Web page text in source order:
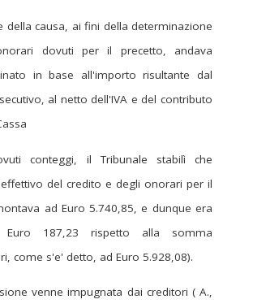
della causa, ai fini della determinazione
dovuti per il precetto, andava
in base all'importo risultante dal
al netto dell'IVA e del contributo
conteggi, il Tribunale stabilì che
del credito e degli onorari per il
ad Euro 5.740,85, e dunque era
187,23 rispetto alla somma
come s'e' detto, ad Euro 5.928,08).
venne impugnata dai creditori ( A.,